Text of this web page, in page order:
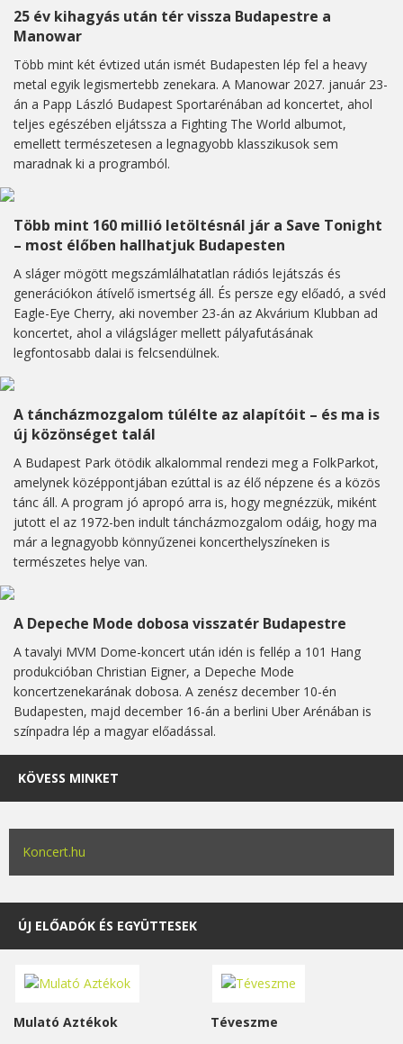
25 év kihagyás után tér vissza Budapestre a
Manowar
Több mint két évtized után ismét Budapesten lép fel a heavy
metal egyik legismertebb zenekara. A Manowar 2027. január 23-
án a Papp László Budapest Sportarénában ad koncertet, ahol
teljes egészében eljátssza a Fighting The World albumot,
emellett természetesen a legnagyobb klasszikusok sem
maradnak ki a programból.
Több mint 160 millió letöltésnál jár a Save Tonight
– most élőben hallhatjuk Budapesten
A sláger mögött megszámlálhatatlan rádiós lejátszás és
generációkon átívelő ismertség áll. És persze egy előadó, a svéd
Eagle-Eye Cherry, aki november 23-án az Akvárium Klubban ad
koncertet, ahol a világsláger mellett pályafutásának
legfontosabb dalai is felcsendülnek.
A táncházmozgalom túlélte az alapítóit – és ma is
új közönséget talál
A Budapest Park ötödik alkalommal rendezi meg a FolkParkot,
amelynek középpontjában ezúttal is az élő népzene és a közös
tánc áll. A program jó apropó arra is, hogy megnézzük, miként
jutott el az 1972-ben indult táncházmozgalom odáig, hogy ma
már a legnagyobb könnyűzenei koncerthelyszíneken is
természetes helye van.
A Depeche Mode dobosa visszatér Budapestre
A tavalyi MVM Dome-koncert után idén is fellép a 101 Hang
produkcióban Christian Eigner, a Depeche Mode
koncertzenekarának dobosa. A zenész december 10-én
Budapesten, majd december 16-án a berlini Uber Arénában is
színpadra lép a magyar előadással.
KÖVESS MINKET
Koncert.hu
ÚJ ELŐADÓK ÉS EGYÜTTESEK
Mulató Aztékok Téveszme